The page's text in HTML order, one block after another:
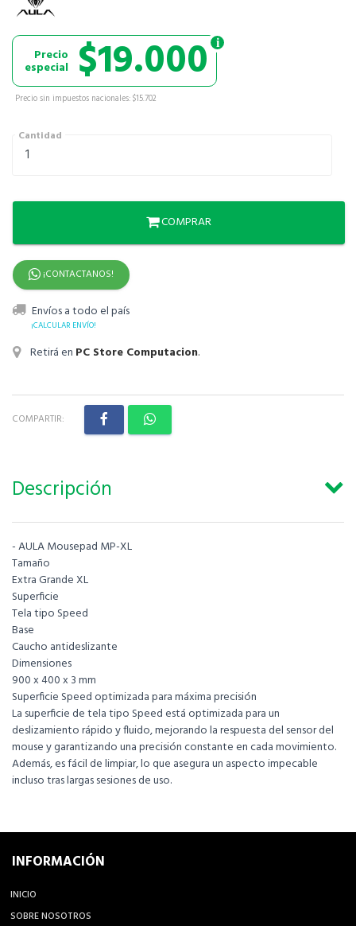
$19.000
Precio
especial
Precio sin impuestos nacionales: $15.702
Cantidad
COMPRAR
¡CONTACTANOS!
Envíos a todo el país
¡CALCULAR ENVÍO!
Retirá en PC Store Computacion.
COMPARTIR:
Descripción
- AULA Mousepad MP-XL
Tamaño
Extra Grande XL
Superficie
Tela tipo Speed
Base
Caucho antideslizante
Dimensiones
900 x 400 x 3 mm
Superficie Speed optimizada para máxima precisión
La superficie de tela tipo Speed está optimizada para un
deslizamiento rápido y fluido, mejorando la respuesta del sensor del
mouse y garantizando una precisión constante en cada movimiento.
Además, es fácil de limpiar, lo que asegura un aspecto impecable
incluso tras largas sesiones de uso.
INFORMACIÓN
INICIO
SOBRE NOSOTROS